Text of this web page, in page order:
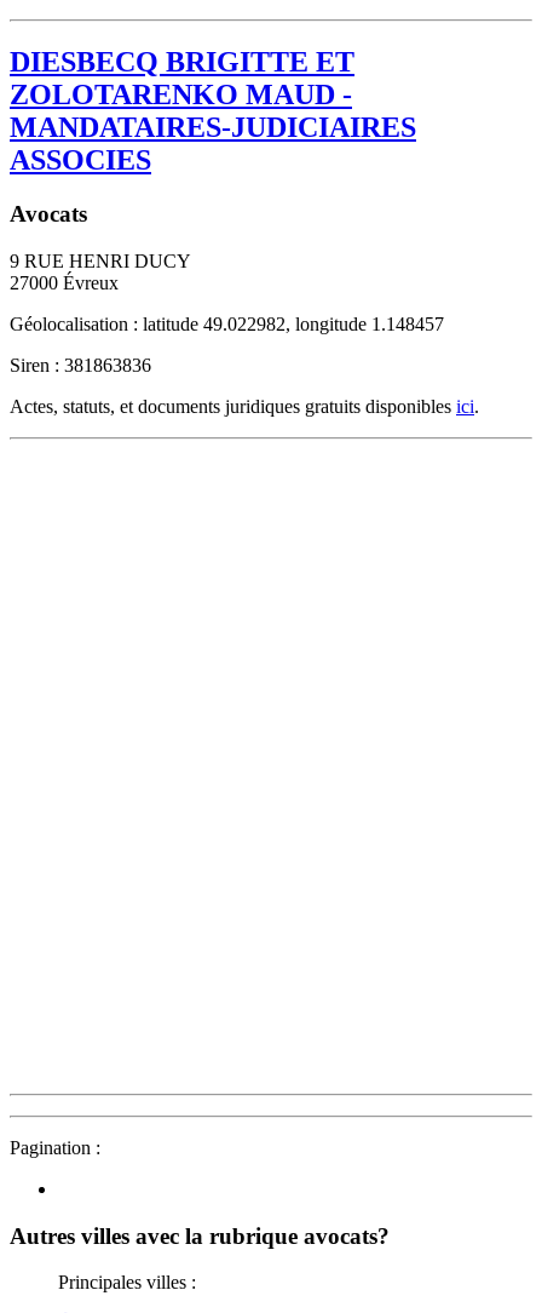
DIESBECQ BRIGITTE ET
ZOLOTARENKO MAUD -
MANDATAIRES-JUDICIAIRES
ASSOCIES
Avocats
9 RUE HENRI DUCY
27000 Évreux
Géolocalisation : latitude 49.022982, longitude 1.148457
Siren : 381863836
Actes, statuts, et documents juridiques gratuits disponibles ici.
Pagination :
Autres villes avec la rubrique avocats?
Principales villes :